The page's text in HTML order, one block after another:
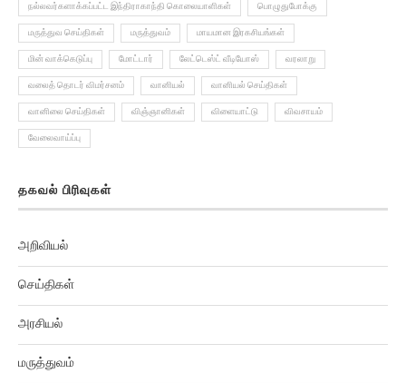
நல்லவர்களாக்கப்பட்ட இந்திராகாந்தி கொலையாளிகள் பொழுதுபோக்கு
மருத்துவ செய்திகள் மருத்துவம் மாயமான இரகசியங்கள்
மின் வாக்கெடுப்பு மோட்டார் லேட்டெஸ்ட் வீடியோஸ் வரலாறு
வலைத் தொடர் விமர்சனம் வானியல் வானியல் செய்திகள்
வானிலை செய்திகள் விஞ்ஞானிகள் விளையாட்டு விவசாயம்
வேலைவாய்ப்பு
தகவல் பிரிவுகள்
அறிவியல்
செய்திகள்
அரசியல்
மருத்துவம்